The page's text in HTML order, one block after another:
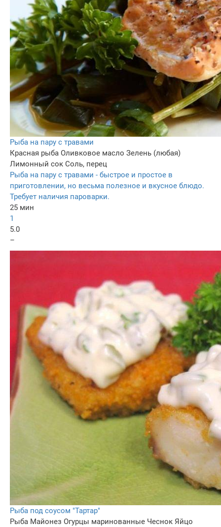
Рыба на пару с травами
Красная рыба Оливковое масло Зелень (любая)
Лимонный сок Соль, перец
Рыба на пару с травами - быстрое и простое в
приготовлении, но весьма полезное и вкусное блюдо.
Требует наличия пароварки.
25 мин
1
5.0
–
Рыба под соусом "Тартар"
Рыба Майонез Огурцы маринованные Чеснок Яйцо